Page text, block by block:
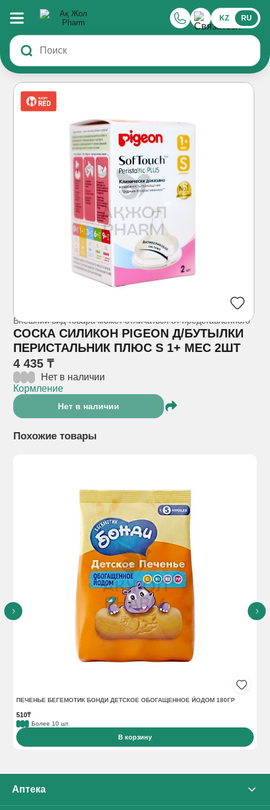
KZ RU
Внешний вид товара может отличаться от представленного
СОСКА СИЛИКОН PIGEON Д/БУТЫЛКИ
ПЕРИСТАЛЬНИК ПЛЮС S 1+ МЕС 2ШТ
4 435 ₸
Нет в наличии
Кормление
Нет в наличии
Похожие товары
ПЕЧЕНЬЕ БЕГЕМОТИК БОНДИ ДЕТСКОЕ ОБОГАЩЕННОЕ ЙОДОМ 180ГР
510₸
Более 10 шт.
В корзину
Аптека